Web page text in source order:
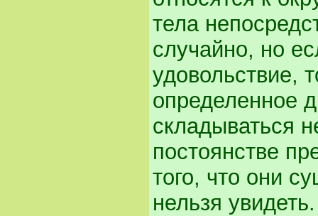
тела
случайно, но
удовольствие,
определенное
складываться
постоянстве
того, что они
нельзя увидеть.